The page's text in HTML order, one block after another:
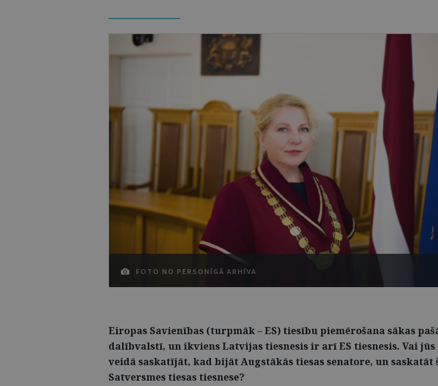
FOTO NO PERSONĪGĀ ARHĪVA
Eiropas Savienības (turpmāk – ES) tiesību piemērošana sākas
dalībvalstī, un ikviens Latvijas tiesnesis ir arī ES tiesnesis. Vai jūs
veidā saskatījāt, kad bijāt Augstākās tiesas senatore, un saskatāt
Satversmes tiesas tiesnese?